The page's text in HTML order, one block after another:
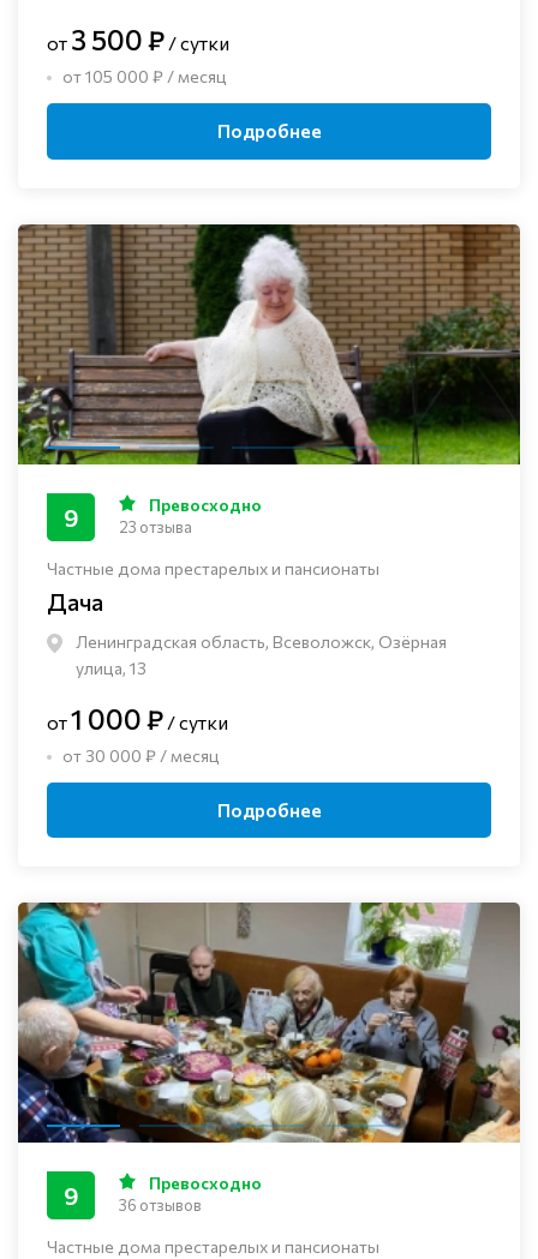
от 3 500 ₽ / сутки
от 105 000 ₽ / месяц
Подробнее
Частные дома престарелых и пансионаты
Дача
Ленинградская область, Всеволожск, Озёрная
улица, 13
9 Превосходно
23 отзыва
от1 000 ₽ / сутки
от 30 000 ₽ / месяц
Подробнее
Частные дома престарелых и пансионаты
9 Превосходно
36 отзывов